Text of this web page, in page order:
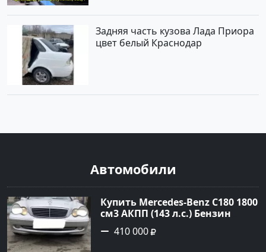
Задняя часть кузова Лада Приора
цвет белый Краснодар
Автомобили
Купить Mercedes-Benz C180 1800
см3 АКПП (143 л.с.) Бензин
инжектор в Тимашевск : цвет
Серебряный Седан 2006 года по
410 000